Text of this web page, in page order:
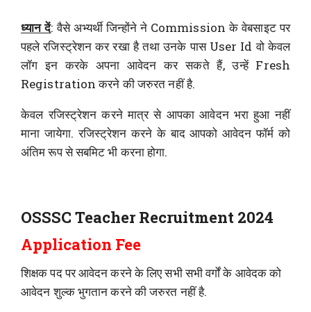
ध्यान दें: वैसे अभ्यर्थी जिन्होंने ने Commission के वेबसाइट पर
पहले रजिस्ट्रेशन कर रखा है तथा उनके पास User Id वो केवल
लॉग इन करके अपना आवेदन कर सकते हैं, उन्हें Fresh
Registration करने की जरुरत नहीं है.
केवल रजिस्ट्रेशन करने मात्र से आपका आवेदन भरा हुआ नहीं
माना जायेगा. रजिस्ट्रेशन करने के बाद आपको आवेदन फॉर्म को
अंतिम रूप से सबमिट भी करना होगा.
OSSSC Teacher Recruitment 2024
Application Fee
शिक्षक पद पर आवेदन करने के लिए सभी सभी वर्गों के आवेदक को
आवेदन शुल्क भुगतान करने की जरुरत नहीं है.